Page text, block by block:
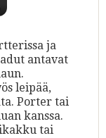
ja
antavat
leipää,
Porter tai
kanssa.
tai